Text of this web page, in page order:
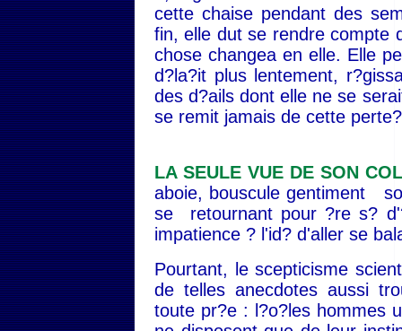
cette chaise pendant des
fin, elle dut se rendre compte
chose changea en elle. Elle
d?la?it plus lentement,
des d?ails dont elle ne se
se remit jamais de cette
LA SEULE VUE DE SON
aboie, bouscule gentiment
se retournant pour ?re s?
impatience ? l'id? d'aller se
Pourtant, le scepticisme
de telles anecdotes aussi
toute pr?e : l?o?les hommes